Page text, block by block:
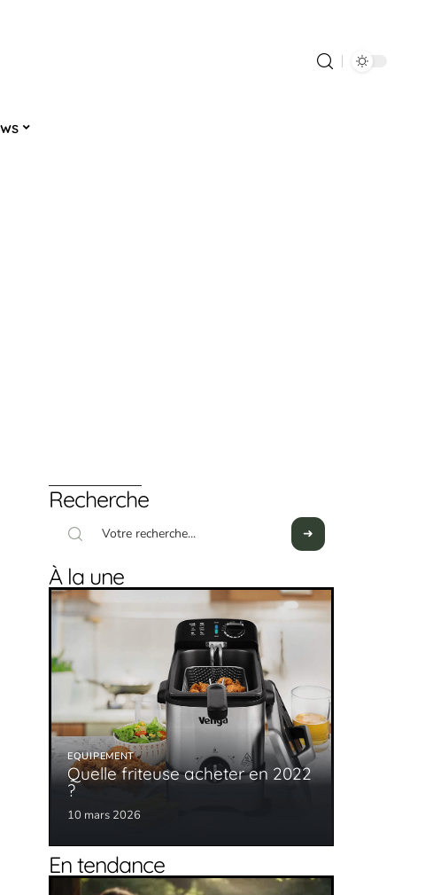
Recherche
À la une
EQUIPEMENT
Quelle friteuse acheter en 2022
?
10 mars 2026
En tendance